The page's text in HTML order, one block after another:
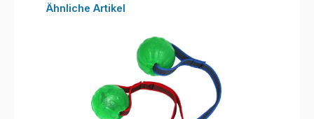
Produktgalerie überspringen
Ähnliche Artikel